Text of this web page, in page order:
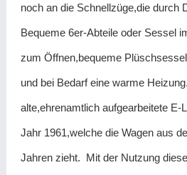
noch an die Schnellzüge,die durch
Bequeme 6er-Abteile oder Sessel
zum Öffnen,bequeme
und bei Bedarf eine warme
alte,ehrenamtlich aufgearbeitete E-
Jahr 1961,welche die Wagen aus
Jahren zieht. Mit der Nutzung